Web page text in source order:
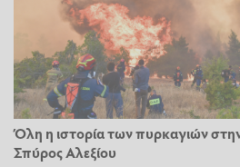
Όλη η ιστορία των πυρκαγιών
Σπύρος Αλεξίου